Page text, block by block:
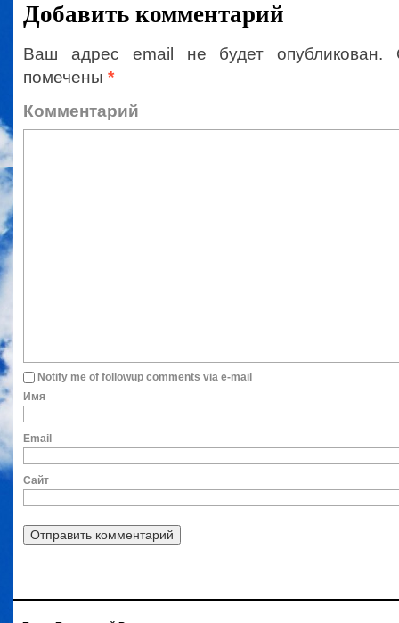
Добавить комментарий
Ваш адрес email не будет опубликован.
помечены *
Notify me of followup comments via e-mail
Сайт